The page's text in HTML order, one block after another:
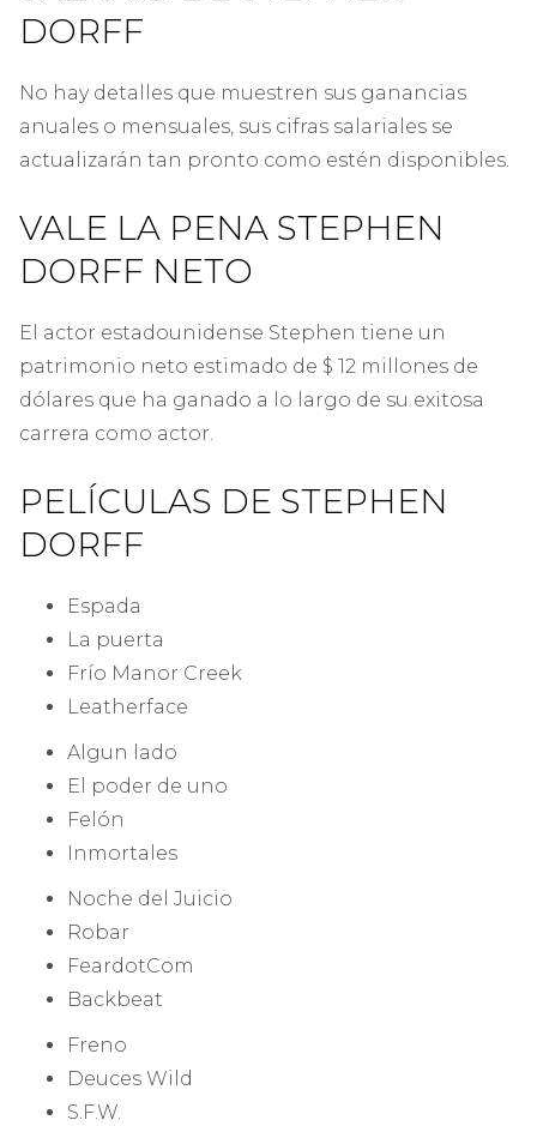
DORFF
No hay detalles que muestren sus ganancias
anuales o mensuales, sus cifras salariales se
actualizarán tan pronto como estén disponibles.
VALE LA PENA STEPHEN
DORFF NETO
El actor estadounidense Stephen tiene un
patrimonio neto estimado de $ 12 millones de
dólares que ha ganado a lo largo de su exitosa
carrera como actor.
PELÍCULAS DE STEPHEN
DORFF
Espada
La puerta
Frío Manor Creek
Leatherface
Algun lado
El poder de uno
Felón
Inmortales
Noche del Juicio
Robar
FeardotCom
Backbeat
Freno
Deuces Wild
S.F.W.